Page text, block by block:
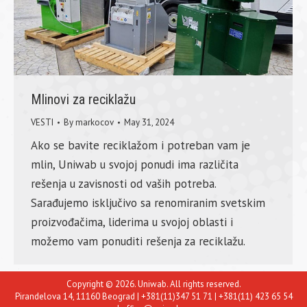
Mlinovi za reciklažu
VESTI By markocov May 31, 2024
Ako se bavite reciklažom i potreban vam je
mlin, Uniwab u svojoj ponudi ima različita
rešenja u zavisnosti od vaših potreba.
Sarađujemo isključivo sa renomiranim svetskim
proizvođačima, liderima u svojoj oblasti i
možemo vam ponuditi rešenja za reciklažu.
Copyright © 2026. Uniwab. All rights reserved.
Pirandelova 14, 11160 Beograd | +381(11)347 51 71 | +381(11) 423 65 54